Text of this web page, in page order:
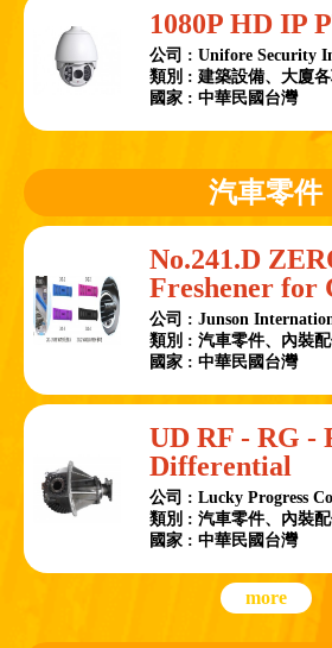
1080P HD IP
公司 : Unifore Security
類別 : 建築設備、大廈
國家 : 中華民國台灣
汽車零件
No.241.D
Freshener for
公司 : Junson
類別 : 汽車零件、內裝
國家 : 中華民國台灣
UD RF - RG -
Differential
公司 : Lucky Progress
類別 : 汽車零件、內裝
國家 : 中華民國台灣
more